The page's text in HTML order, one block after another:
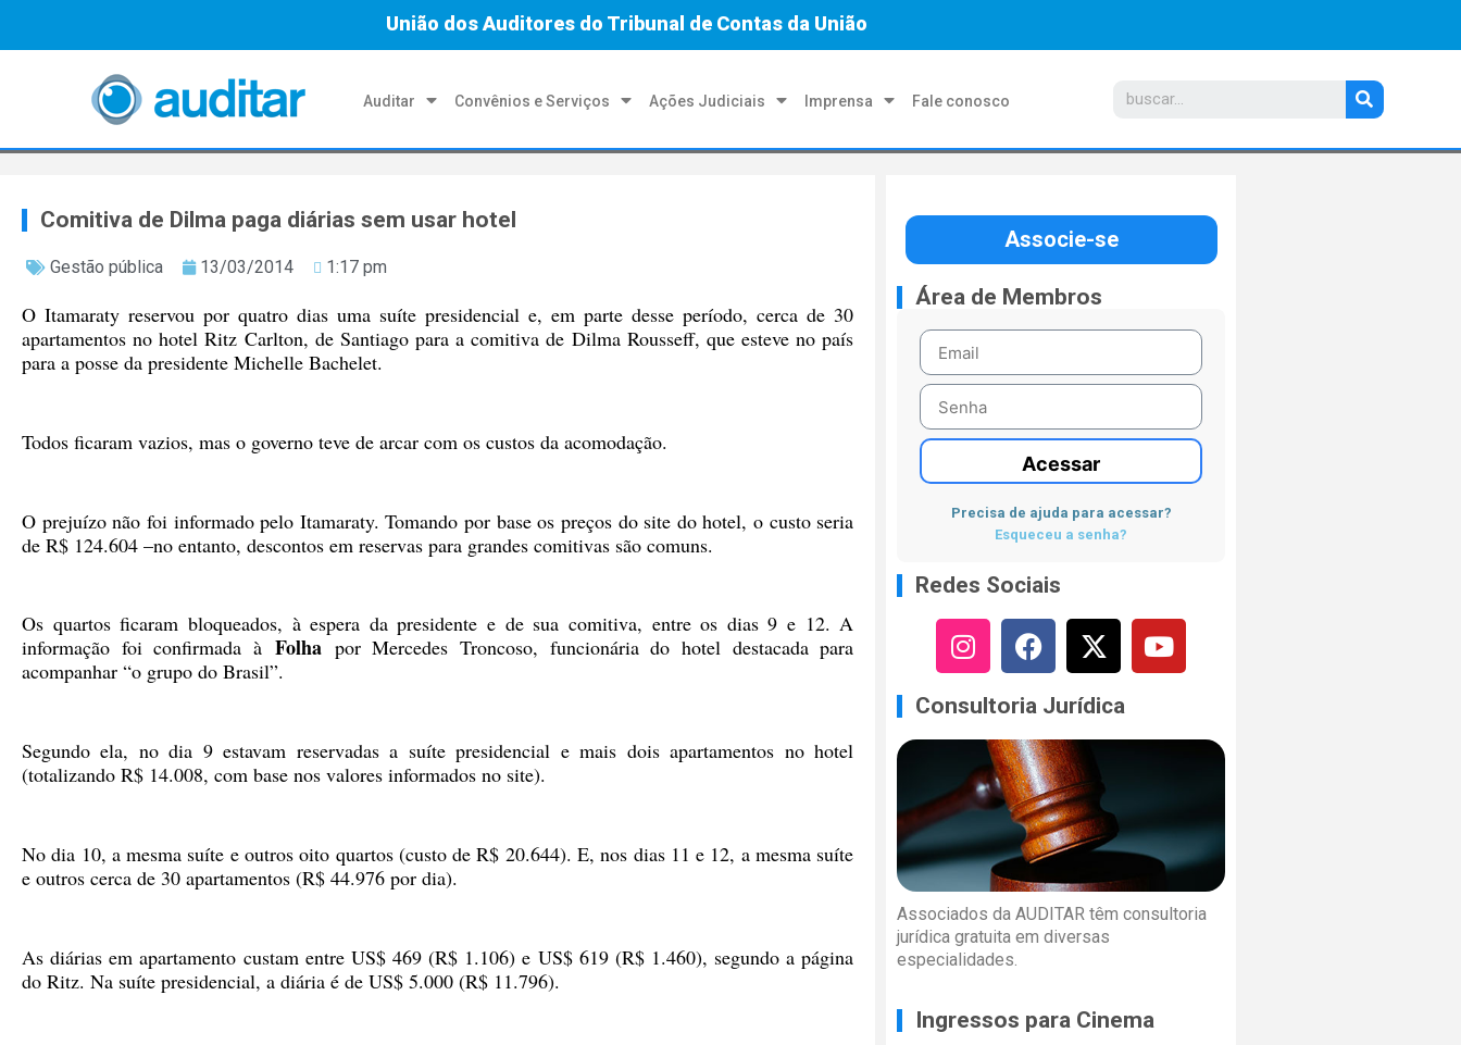
União dos Auditores do Tribunal de Contas da União
Auditar Convênios e Serviços Ações Judiciais Imprensa Fale conosco
Comitiva de Dilma paga diárias sem usar hotel
Gestão pública 13/03/2014 1:17 pm
O Itamaraty reservou por quatro dias uma suíte presidencial e, em parte desse período, cerca de 30
apartamentos no hotel Ritz Carlton, de Santiago para a comitiva de Dilma Rousseff, que esteve no país
para a posse da presidente Michelle Bachelet.
Todos ficaram vazios, mas o governo teve de arcar com os custos da acomodação.
O prejuízo não foi informado pelo Itamaraty. Tomando por base os preços do site do hotel, o custo seria
de R$ 124.604 –no entanto, descontos em reservas para grandes comitivas são comuns.
Os quartos ficaram bloqueados, à espera da presidente e de sua comitiva, entre os dias 9 e 12. A
informação foi confirmada à Folha por Mercedes Troncoso, funcionária do hotel destacada para
acompanhar “o grupo do Brasil”.
Segundo ela, no dia 9 estavam reservadas a suíte presidencial e mais dois apartamentos no hotel
(totalizando R$ 14.008, com base nos valores informados no site).
No dia 10, a mesma suíte e outros oito quartos (custo de R$ 20.644). E, nos dias 11 e 12, a mesma suíte
e outros cerca de 30 apartamentos (R$ 44.976 por dia).
As diárias em apartamento custam entre US$ 469 (R$ 1.106) e US$ 619 (R$ 1.460), segundo a página
do Ritz. Na suíte presidencial, a diária é de US$ 5.000 (R$ 11.796).
Associe-se
Área de Membros
Acessar
Precisa de ajuda para acessar?
Esqueceu a senha?
Redes Sociais
Consultoria Jurídica
Associados da AUDITAR têm consultoria
jurídica gratuita em diversas
especialidades.
Ingressos para Cinema